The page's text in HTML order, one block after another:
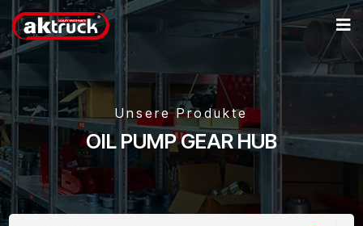
Unsere Produkte
OIL PUMP GEAR HUB